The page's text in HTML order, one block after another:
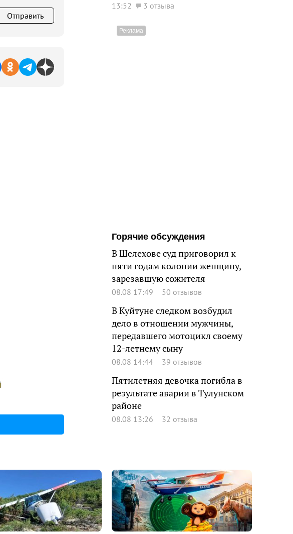
Отправить
13:52 3 отзыва
Горячие обсуждения
В Шелехове суд приговорил к
пяти годам колонии женщину,
зарезавшую сожителя
08.08 17:49 50 отзывов
В Куйтуне следком возбудил
дело в отношении мужчины,
передавшего мотоцикл своему
12-летнему сыну
08.08 14:44 39 отзывов
Пятилетняя девочка погибла в
результате аварии в Тулунском
районе
08.08 13:26 32 отзыва